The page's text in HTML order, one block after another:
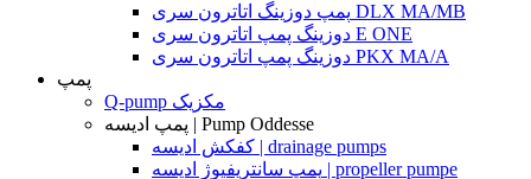
پمپ دوزینگ اتاترون سری DLX MA/MB
دوزینگ پمپ اتاترون سری E ONE
دوزینگ پمپ اتاترون سری PKX MA/A
پمپ
Q-pump مکزیک
پمپ ادیسه | Pump Oddesse
کفکش ادیسه | drainage pumps
پمپ سانتریفیوژ ادیسه | propeller pumpe